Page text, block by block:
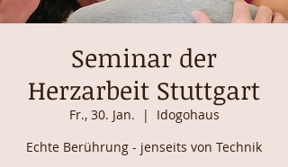
Seminar der
Herzarbeit Stuttgart
Fr., 30. Jan.
  |
Idogohaus